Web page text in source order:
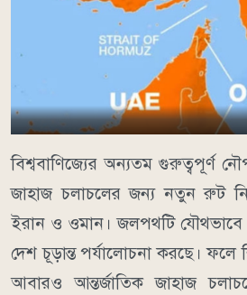
বিশ্ববাণিজ্যের অন্যতম গুরুত্বপূর্ণ
জাহাজ চলাচলের জন্য নতুন রুট
ইরান ও ওমান। জলপথটি যৌথভাবে
দেশ চূড়ান্ত পর্যালোচনা করছে। ফলে
আবারও আন্তর্জাতিক জাহাজ